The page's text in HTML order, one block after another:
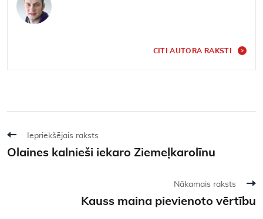
CITI AUTORA RAKSTI
Iepriekšējais raksts
Olaines kalnieši iekaro Ziemeļkarolīnu
Nākamais raksts
Kauss maina pievienoto vērtību